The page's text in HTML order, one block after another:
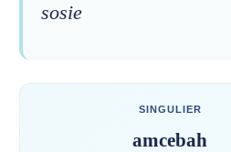
sosie
SINGULIER
amcebah